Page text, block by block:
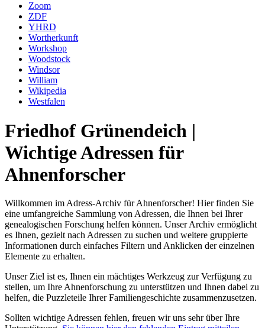
Zoom
ZDF
YHRD
Wortherkunft
Workshop
Woodstock
Windsor
William
Wikipedia
Westfalen
Friedhof Grünendeich |
Wichtige Adressen für
Ahnenforscher
Willkommen im Adress-Archiv für Ahnenforscher! Hier finden Sie
eine umfangreiche Sammlung von Adressen, die Ihnen bei Ihrer
genealogischen Forschung helfen können. Unser Archiv ermöglicht
es Ihnen, gezielt nach Adressen zu suchen und weitere gruppierte
Informationen durch einfaches Filtern und Anklicken der einzelnen
Elemente zu erhalten.
Unser Ziel ist es, Ihnen ein mächtiges Werkzeug zur Verfügung zu
stellen, um Ihre Ahnenforschung zu unterstützen und Ihnen dabei zu
helfen, die Puzzleteile Ihrer Familiengeschichte zusammenzusetzen.
Sollten wichtige Adressen fehlen, freuen wir uns sehr über Ihre